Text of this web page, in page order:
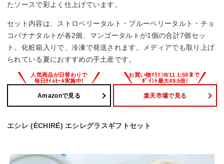
たソースで彩よく仕上げています。
セット内容は、ストロベリータルト・ブルーベリータルト・チョ
コバナナタルトが各2個、マンゴータルトが1個の合計7個セッ
ト。化粧箱入りで、冷凍で発送されます。メディアでも取り上げ
られている夏におすすめの手土産です。
Amazonで見る 楽天市場で見る
エシレ (ÉCHIRÉ) エシレグラスギフトセット